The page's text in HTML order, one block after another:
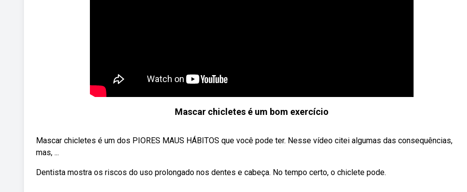
Mascar chicletes é um bom exercício
Mascar chicletes é um dos PIORES MAUS HÁBITOS que você pode ter. Nesse vídeo citei algumas das consequências,
mas, ...
Dentista mostra os riscos do uso prolongado nos dentes e cabeça. No tempo certo, o chiclete pode.